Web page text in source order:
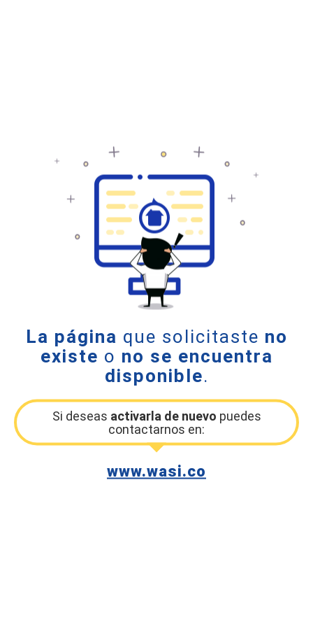
La página que solicitaste no
existe o no se encuentra
disponible.
Si deseas activarla de nuevo puedes
contactarnos en:
www.wasi.co